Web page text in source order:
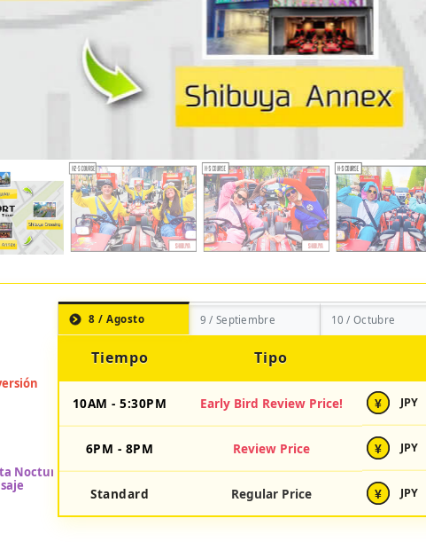
8 / Agosto 9 / Septiembre 10 / Octubre
Tiempo Tipo
10AM - 5:30PM Early Bird Review Price! ¥ JPY
6PM - 8PM Review Price ¥ JPY
Standard Regular Price ¥ JPY